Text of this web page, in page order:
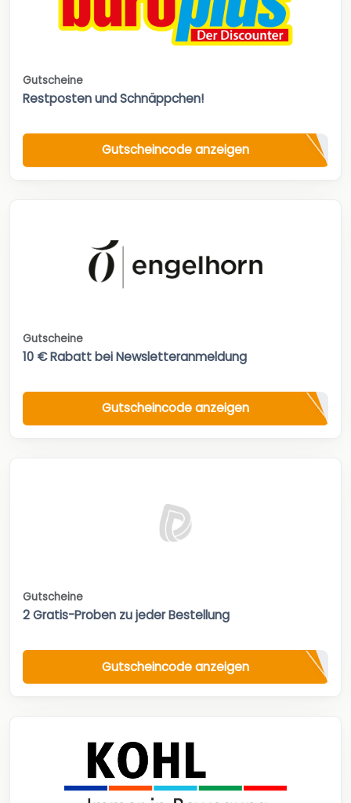
Gutscheine
Restposten und Schnäppchen!
Gutscheincode anzeigen
Gutscheine
10 € Rabatt bei Newsletteranmeldung
Gutscheincode anzeigen
Gutscheine
2 Gratis-Proben zu jeder Bestellung
Gutscheincode anzeigen